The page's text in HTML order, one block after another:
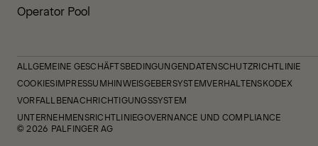
Operator Pool
ALLGEMEINE GESCHÄFTSBEDINGUNGENDATENSCHUTZRICHTLINIE
COOKIESIMPRESSUMHINWEISGEBERSYSTEMVERHALTENSKODEX
VORFALLBENACHRICHTIGUNGSSYSTEM
UNTERNEHMENSRICHTLINIEGOVERNANCE UND COMPLIANCE
© 2026 PALFINGER AG